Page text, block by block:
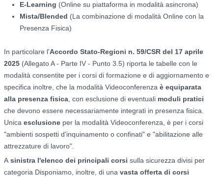
E-Learning (Online su piattaforma in modalità asincrona)
Mista/Blended (La combinazione di modalità Online con la
Presenza Fisica)
In particolare l'Accordo Stato-Regioni n. 59/CSR del 17 aprile
2025 (Allegato A - Parte IV - Punto 3.5) riporta le tabelle con le
modalità consentite per i corsi di formazione e di aggiornamento e
specifica inoltre, che la modalità Videoconferenza è equiparata
alla presenza fisica , con esclusione di eventuali moduli pratici
che devono essere necessariamente integrati in presenza fisica.
Unica esclusione per la modalità Videoconferenza, è per i corsi
"ambienti sospetti d'inquinamento o confinati" e "abilitazione alle
attrezzature di lavoro".
A sinistra l'elenco dei principali corsi sulla sicurezza divisi per
categoria Disponiamo, inoltre, di una vasta offerta di corsi